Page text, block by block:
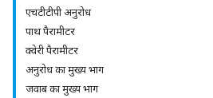
एचटीटीपी अनुरोध
पाथ पैरामीटर
क्वेरी पैरामीटर
अनुरोध का मुख्य भाग
जवाब का मुख्य भाग